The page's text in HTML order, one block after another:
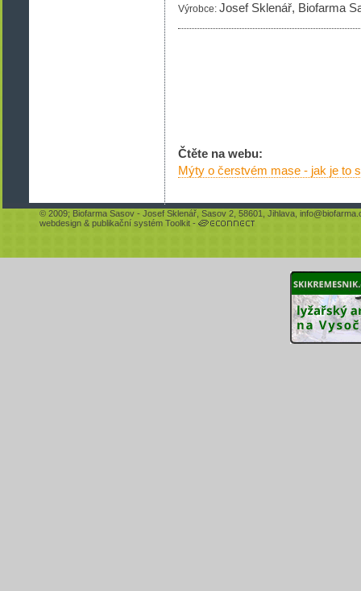
Výrobce: Josef Sklenář, Biofarma
Čtěte na webu:
Mýty o čerstvém mase - jak je to
© 2009; Biofarma Sasov - Josef Sklenář, Sasov 2, 58601, Jihlava,
webdesign & publikační systém Toolkit -